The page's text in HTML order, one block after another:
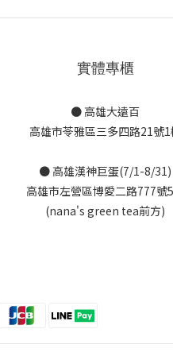
實體專櫃
● 高雄大遠百
高雄市苓雅區三多四路21號
● 高雄漢神巨蛋(7/1-8/31)
高雄市左營區博愛二路777號
(nana's green tea前方)